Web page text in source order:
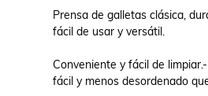
Prensa de galletas clásica,
fácil de usar y versátil.
Conveniente y fácil de
fácil y menos desordenado